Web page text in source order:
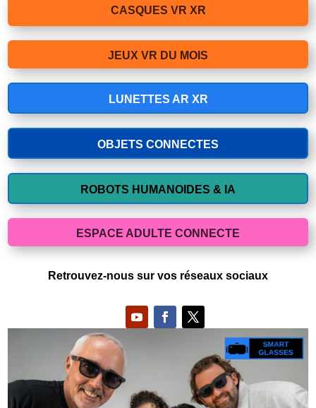
CASQUES VR XR
JEUX VR DU MOIS
LUNETTES AR XR
OBJETS CONNECTES
ROBOTS HUMANOIDES & IA
ESPACE ADULTE CONNECTE
Retrouvez-nous sur vos réseaux sociaux